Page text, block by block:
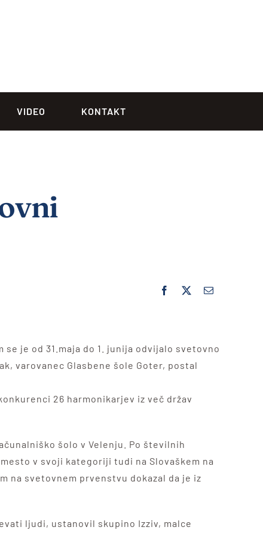
VIDEO KONTAKT
je od 31.maja do 1. junija odvijalo svetovno
varovanec Glasbene šole Goter, postal
26 harmonikarjev iz več držav
šolo v Velenju. Po številnih
v svoji kategoriji tudi na Slovaškem na
na svetovnem prvenstvu dokazal da je iz
ljudi, ustanovil skupino Izziv, malce